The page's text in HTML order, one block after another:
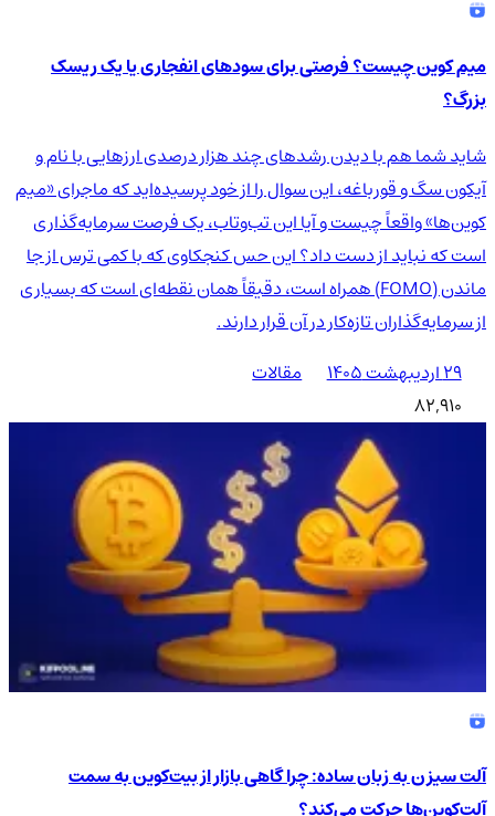
میم کوین چیست؟ فرصتی برای سودهای انفجاری یا یک ریسک
بزرگ؟
شاید شما هم با دیدن رشدهای چند هزار درصدی ارزهایی با نام و
آیکون سگ و قورباغه، این سوال را از خود پرسیده‌اید که ماجرای «میم
کوین‌ها» واقعاً چیست و آیا این تب‌وتاب، یک فرصت سرمایه‌گذاری
است که نباید از دست داد؟ این حس کنجکاوی که با کمی ترس از جا
ماندن (FOMO) همراه است، دقیقاً همان نقطه‌ای است که بسیاری
از سرمایه‌گذاران تازه‌کار در آن قرار دارند.
۲۹ اردیبهشت ۱۴۰۵
مقالات
82,910
آلت سیزن به زبان ساده: چرا گاهی بازار از بیت‌کوین به سمت
آلت‌کوین‌ها حرکت می‌کند؟